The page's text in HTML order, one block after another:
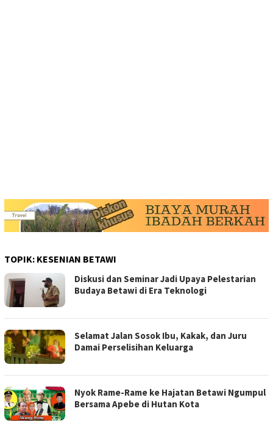
TOPIK: KESENIAN BETAWI
Diskusi dan Seminar Jadi Upaya Pelestarian
Budaya Betawi di Era Teknologi
Selamat Jalan Sosok Ibu, Kakak, dan Juru
Damai Perselisihan Keluarga
Nyok Rame-Rame ke Hajatan Betawi Ngumpul
Bersama Apebe di Hutan Kota